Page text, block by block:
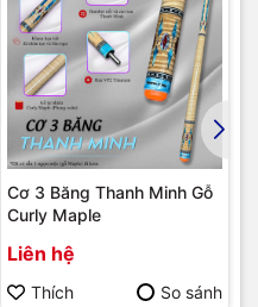
Cơ 3 Băng Thanh Minh Gỗ
Curly Maple
Liên hệ
Thích So sánh